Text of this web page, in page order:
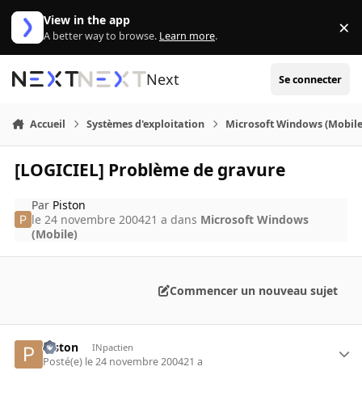
Aller au contenu
View in the app
A better way to browse. Learn more. ×
Next Se connecter
Accueil Systèmes d'exploitation Microsoft Windows
[LOGICIEL] Problème de gravure
Par Piston
le 24 novembre 200421 a dans Microsoft Windows
(Mobile)
Commencer un nouveau sujet
Piston INpactien
Posté(e) le 24 novembre 200421 a